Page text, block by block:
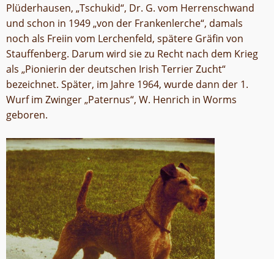
Plüderhausen, „Tschukid“, Dr. G. vom Herrenschwand
und schon in 1949 „von der Frankenlerche“, damals
noch als Freiin vom Lerchenfeld, spätere Gräfin von
Stauffenberg. Darum wird sie zu Recht nach dem Krieg
als „Pionierin der deutschen Irish Terrier Zucht“
bezeichnet. Später, im Jahre 1964, wurde dann der 1.
Wurf im Zwinger „Paternus“, W. Henrich in Worms
geboren.